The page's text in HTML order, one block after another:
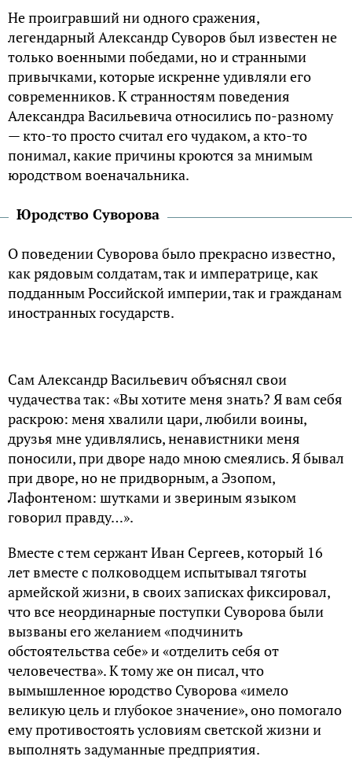
Не проигравший ни одного сражения,
легендарный Александр Суворов был известен не
только военными победами, но и странными
привычками, которые искренне удивляли его
современников. К странностям поведения
Александра Васильевича относились по-разному
— кто-то просто считал его чудаком, а кто-то
понимал, какие причины кроются за мнимым
юродством военачальника.
Юродство Суворова
О поведении Суворова было прекрасно известно,
как рядовым солдатам, так и императрице, как
подданным Российской империи, так и гражданам
иностранных государств.
Сам Александр Васильевич объяснял свои
чудачества так: «Вы хотите меня знать? Я вам себя
раскрою: меня хвалили цари, любили воины,
друзья мне удивлялись, ненавистники меня
поносили, при дворе надо мною смеялись. Я бывал
при дворе, но не придворным, а Эзопом,
Лафонтеном: шутками и звериным языком
говорил правду…».
Вместе с тем сержант Иван Сергеев, который 16
лет вместе с полководцем испытывал тяготы
армейской жизни, в своих записках фиксировал,
что все неординарные поступки Суворова были
вызваны его желанием «подчинить
обстоятельства себе» и «отделить себя от
человечества». К тому же он писал, что
вымышленное юродство Суворова «имело
великую цель и глубокое значение», оно помогало
ему противостоять условиям светской жизни и
выполнять задуманные предприятия.